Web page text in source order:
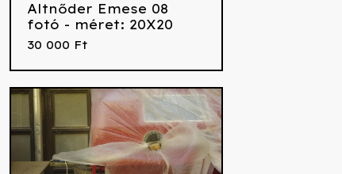
Altnőder Emese 08
fotó - méret: 20X20
30 000 Ft